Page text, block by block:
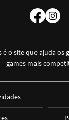
é o site que ajuda
games mais